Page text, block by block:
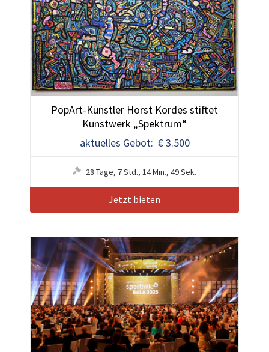
PopArt-Künstler Horst Kordes stiftet
Kunstwerk „Spektrum“
aktuelles Gebot: € 3.500
28 Tage, 7Std., 14Min., 48Sek.
Jetzt bieten